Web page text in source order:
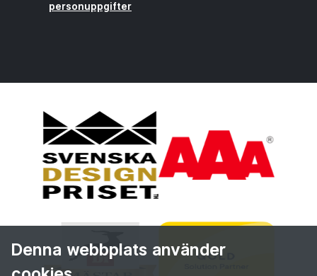
Denna webbplats använder
personuppgifter